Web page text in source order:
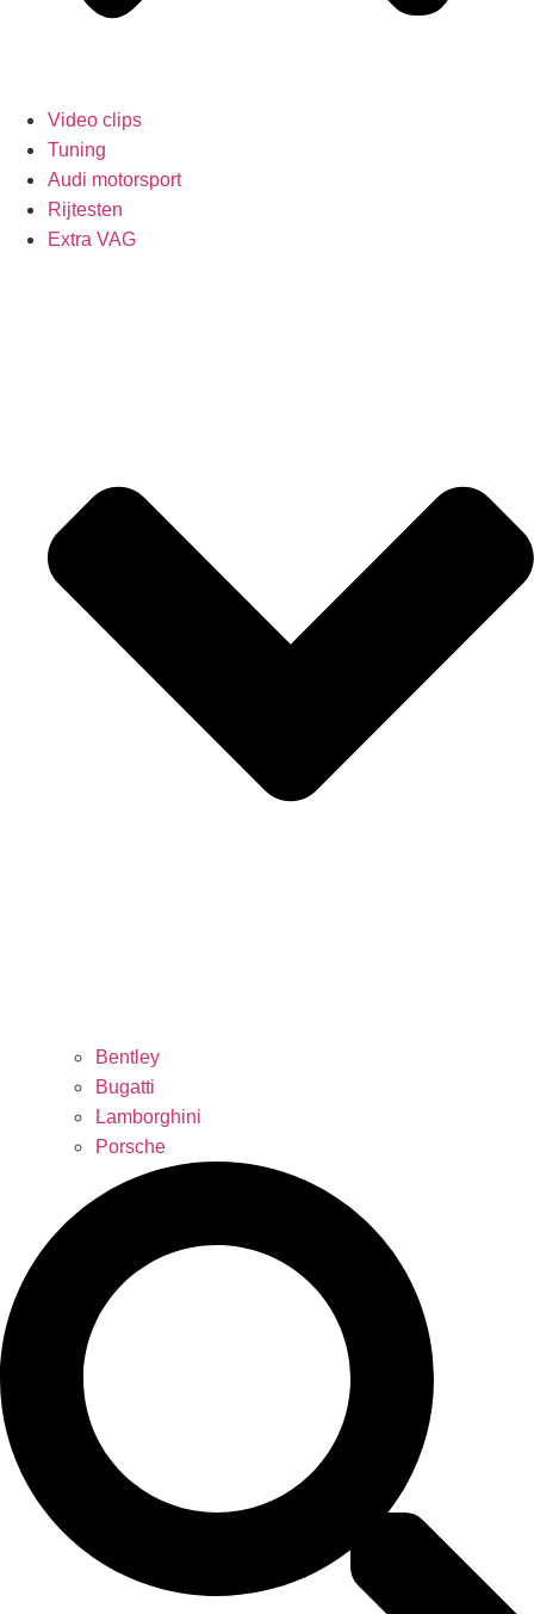
Video clips
Tuning
Audi motorsport
Rijtesten
Extra VAG
Bentley
Bugatti
Lamborghini
Porsche